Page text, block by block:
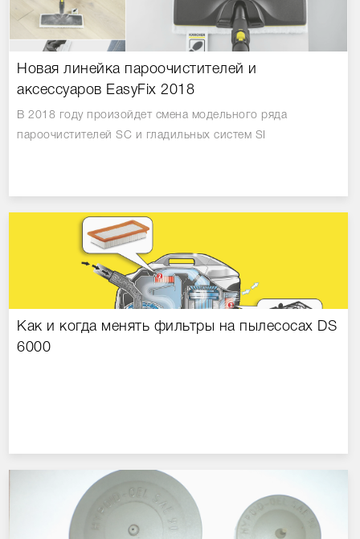
Новая линейка пароочистителей и
аксессуаров EasyFix 2018
В 2018 году произойдет смена модельного ряда
пароочистителей SC и гладильных систем SI
Как и когда менять фильтры на пылесосах DS
6000